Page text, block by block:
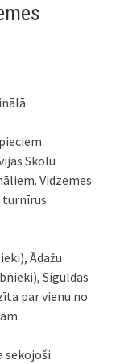
Skolu
Vidzemes
turnīrus
Ādažu
Siguldas
par vienu no
sekojoši